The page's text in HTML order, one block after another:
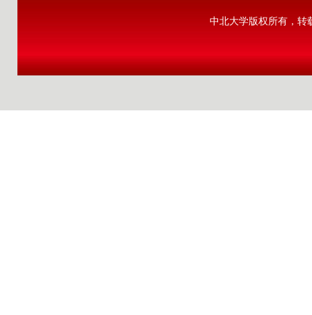
中北大学版权所有，转